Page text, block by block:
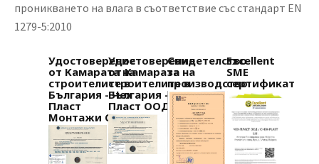
проникването на влага в съответствие със стандарт EN
1279-5:2010
Удостоверение
от Kамарата на
строителите в
България - Чех
Пласт
Монтажи ООД
Удостоверение
от Камарата на
строителите в
България - Чех
Пласт ООД
Свидетелство
за
производство
Excellent
SME
сертификат